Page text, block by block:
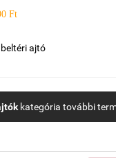
Ft
ajtó
kategória további